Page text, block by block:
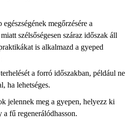
megőrzésére a
szélsőségesen száraz időszak áll
is alkalmazd a gyeped
a forró időszakban, például ne
ha lehetséges.
jelennek meg a gyepen, helyezz ki
fű regenerálódhasson.